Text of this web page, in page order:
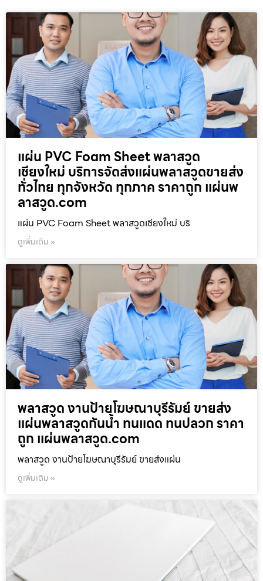
แผ่น PVC Foam Sheet พลาสวูด
เชียงใหม่ บริการจัดส่งแผ่นพลาสวูดขายส่ง
ทั่วไทย ทุกจังหวัด ทุกภาค ราคาถูก แผ่นพ
ลาสวูด.com
แผ่น PVC Foam Sheet พลาสวูดเชียงใหม่ บริ
ดูเพิ่มเติม »
พลาสวูด งานป้ายโฆษณาบุรีรัมย์ ขายส่ง
แผ่นพลาสวูดกันน้ำ ทนแดด ทนปลวก ราคา
ถูก แผ่นพลาสวูด.com
พลาสวูด งานป้ายโฆษณาบุรีรัมย์ ขายส่งแผ่น
ดูเพิ่มเติม »